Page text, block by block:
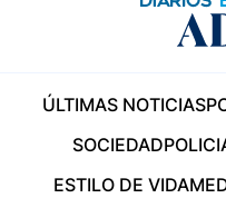
ÚLTIMAS NOTICIAS
SOCIEDAD
ESTILO DE VIDA